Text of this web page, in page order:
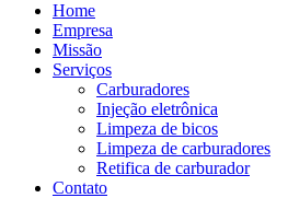
Home
Empresa
Missão
Serviços
Carburadores
Injeção eletrônica
Limpeza de bicos
Limpeza de carburadores
Retifica de carburador
Contato